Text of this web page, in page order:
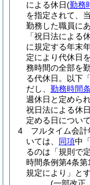
による休日(勤務
を指定されて、
勤務した職員に
「祝日法による
に規定する年末
定により代休日
務時間の全部を
る代休日。以下
だし、 勤務時間
週休日と定めら
祝日法による休
定める日につい
4
フルタイム会
いては、 同項中
るのは「規則で
時間条例第4条
規定により」とす